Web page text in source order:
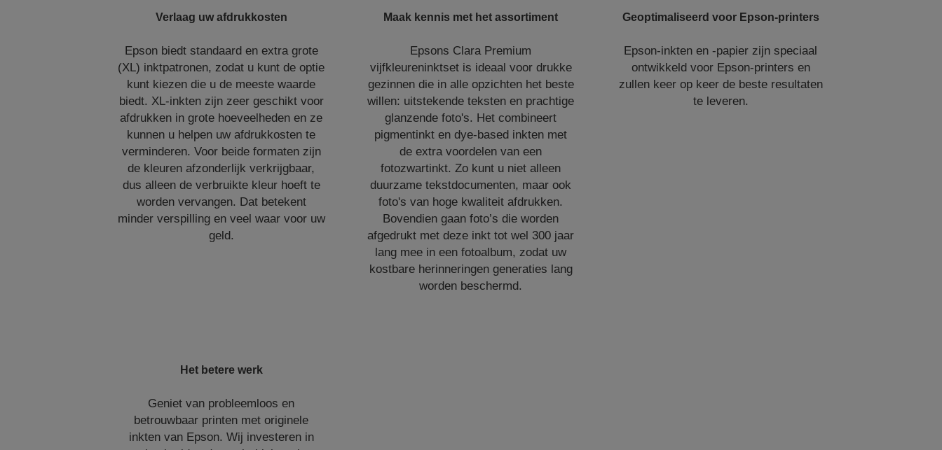
Verlaag uw afdrukkosten
Epson biedt standaard en extra grote
(XL) inktpatronen, zodat u kunt de optie
kunt kiezen die u de meeste waarde
biedt. XL-inkten zijn zeer geschikt voor
afdrukken in grote hoeveelheden en ze
kunnen u helpen uw afdrukkosten te
verminderen. Voor beide formaten zijn
de kleuren afzonderlijk verkrijgbaar,
dus alleen de verbruikte kleur hoeft te
worden vervangen. Dat betekent
minder verspilling en veel waar voor uw
geld.
Maak kennis met het assortiment
Epsons Clara Premium
vijfkleureninktset is ideaal voor drukke
gezinnen die in alle opzichten het beste
willen: uitstekende teksten en prachtige
glanzende foto's. Het combineert
pigmentinkt en dye-based inkten met
de extra voordelen van een
fotozwartinkt. Zo kunt u niet alleen
duurzame tekstdocumenten, maar ook
foto's van hoge kwaliteit afdrukken.
Bovendien gaan foto’s die worden
afgedrukt met deze inkt tot wel 300 jaar
lang mee in een fotoalbum, zodat uw
kostbare herinneringen generaties lang
worden beschermd.
Geoptimaliseerd voor Epson-printers
Epson-inkten en -papier zijn speciaal
ontwikkeld voor Epson-printers en
zullen keer op keer de beste resultaten
te leveren.
Het betere werk
Geniet van probleemloos en
betrouwbaar printen met originele
inkten van Epson. Wij investeren in